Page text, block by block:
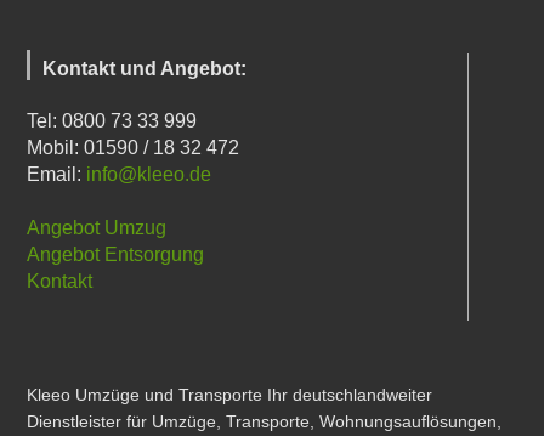
Kontakt und Angebot:
Tel: 0800 73 33 999
Mobil: 01590 / 18 32 472
Email: info@kleeo.de
Angebot Umzug
Angebot Entsorgung
Kontakt
Kleeo Umzüge und Transporte Ihr deutschlandweiter
Dienstleister für Umzüge, Transporte, Wohnungsauflösungen,